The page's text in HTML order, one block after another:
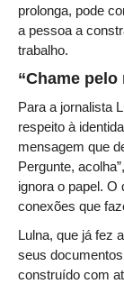
Governança
Gestão
Rede de
Gestão
Sites
prolonga, pode
a pessoa a
trabalho.
“Chame pelo
Para a jornalista
respeito à
mensagem que
Pergunte,
ignora o papel. O
conexões que
Lulna, que já fez
seus
construído com